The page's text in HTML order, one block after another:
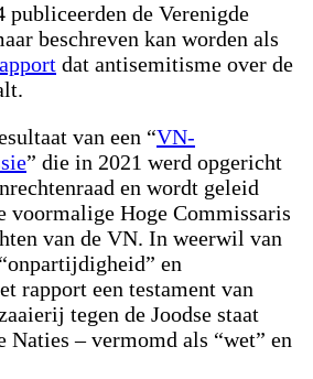
publiceerden de Verenigde
beschreven kan worden als
dat antisemitisme over de
van een “VN-
” die in 2021 werd opgericht
en wordt geleid
voormalige Hoge Commissaris
van de VN. In weerwil van
en
rapport een testament van
tegen de Joodse staat
Naties – vermomd als “wet” en